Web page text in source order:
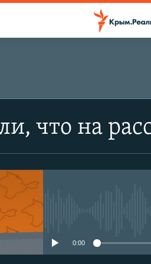
Apple
что на
0:00